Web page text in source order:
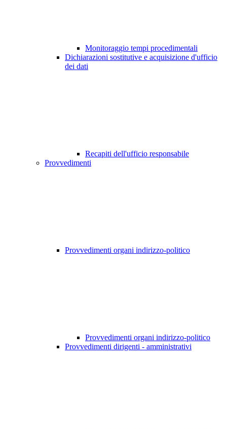
Monitoraggio tempi procedimentali
Dichiarazioni sostitutive e acquisizione d'ufficio
dei dati
Recapiti dell'ufficio responsabile
Provvedimenti
Provvedimenti organi indirizzo-politico
Provvedimenti organi indirizzo-politico
Provvedimenti dirigenti - amministrativi